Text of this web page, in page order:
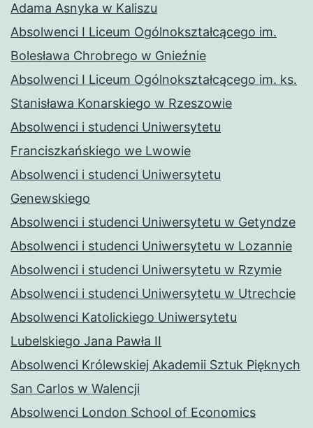
Adama Asnyka w Kaliszu
Absolwenci I Liceum Ogólnokształcącego im.
Bolesława Chrobrego w Gnieźnie
Absolwenci I Liceum Ogólnokształcącego im. ks.
Stanisława Konarskiego w Rzeszowie
Absolwenci i studenci Uniwersytetu
Franciszkańskiego we Lwowie
Absolwenci i studenci Uniwersytetu
Genewskiego
Absolwenci i studenci Uniwersytetu w Getyndze
Absolwenci i studenci Uniwersytetu w Lozannie
Absolwenci i studenci Uniwersytetu w Rzymie
Absolwenci i studenci Uniwersytetu w Utrechcie
Absolwenci Katolickiego Uniwersytetu
Lubelskiego Jana Pawła II
Absolwenci Królewskiej Akademii Sztuk Pięknych
San Carlos w Walencji
Absolwenci London School of Economics